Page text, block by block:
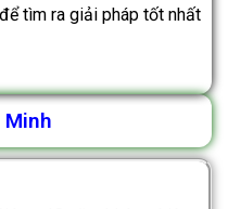
tìm ra giải pháp tốt nhất
Minh